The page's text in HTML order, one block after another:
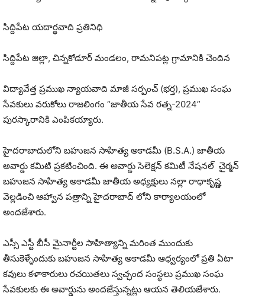
సిద్దిపేట యదార్థవాది ప్రతినిధి
సిద్దిపేట జిల్లా, చిన్నకోడూర్ మండలం, రామనిపట్ల గ్రామానికి చెందిన
విద్యావేత్త ప్రముఖ న్యాయవాది మాజీ సర్పంచ్ (భర్త), ప్రముఖ సంఘ
సేవకులు వరుకోలు రాజలింగం “జాతీయ సేవ రత్న-2024”
పురస్కారానికి ఎంపికయ్యారు.
హైదరాబాదులోని బహుజన సాహిత్య అకాడమీ (B.S.A.) జాతీయ
అవార్డు కమిటి ప్రకటించింది. ఈ అవార్డు సెలెక్షన్ కమిటీ నేషనల్ చైర్మన్
బహుజన సాహిత్య అకాడమీ జాతీయ అధ్యక్షులు నల్లా రాధాకృష్ణ
వెల్లడించి ఆహ్వాన పత్రాన్ని హైదరాబాద్ లోని కార్యాలయంలో
అందజేశారు.
ఎస్సీ ఎస్టీ బీసీ మైనార్టీల సాహిత్యాన్ని మరింత ముందుకు
తీసుకెళ్ళేందుకు బహుజన సాహిత్య అకాడమీ ఆధ్వర్యంలో ప్రతి ఏటా
కవులు కళాకారులు రచయితలు స్వచ్ఛంద సంస్థలు ప్రముఖ సంఘ
సేవకులకు ఈ అవార్డును అందజేస్తున్నట్లు ఆయన తెలియజేశారు.